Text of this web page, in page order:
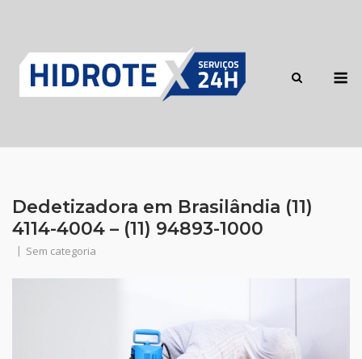
content
Dedetizadora em Brasilândia (11)
4114-4004 – (11) 94893-1000
Sem categoria